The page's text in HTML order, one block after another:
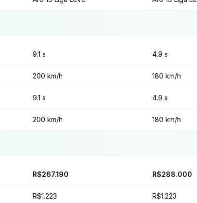
9.1 s 4.9 s
200 km/h 180 km/h
9.1 s 4.9 s
200 km/h 180 km/h
R$267.190 R$288.000
R$1.223 R$1.223